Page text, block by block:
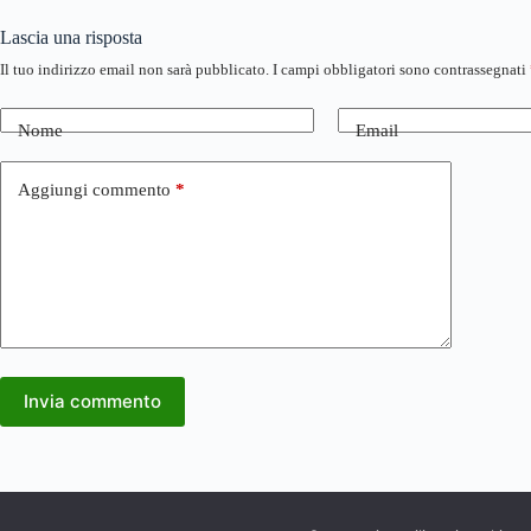
Lascia una risposta
Il tuo indirizzo email non sarà pubblicato. I campi obbligatori sono contrassegnati
Nome Email
Aggiungi commento *
Invia commento